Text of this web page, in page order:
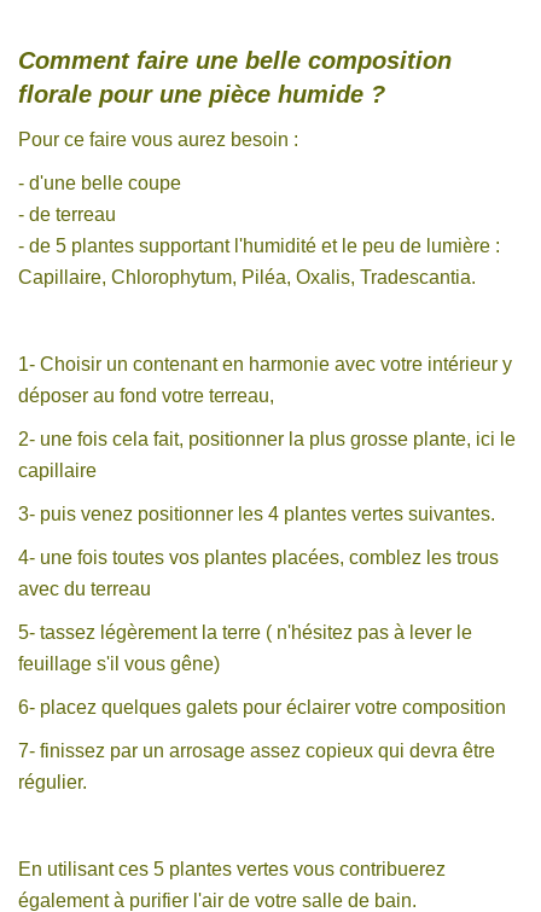
Comment faire une belle composition
florale pour une pièce humide ?
Pour ce faire vous aurez besoin :
- d'une belle coupe
- de terreau
- de 5 plantes supportant l'humidité et le peu de lumière :
Capillaire, Chlorophytum, Piléa, Oxalis, Tradescantia.
1- Choisir un contenant en harmonie avec votre intérieur y
déposer au fond votre terreau,
2- une fois cela fait, positionner la plus grosse plante, ici le
capillaire
3- puis venez positionner les 4 plantes vertes suivantes.
4- une fois toutes vos plantes placées, comblez les trous
avec du terreau
5- tassez légèrement la terre ( n'hésitez pas à lever le
feuillage s'il vous gêne)
6- placez quelques galets pour éclairer votre composition
7- finissez par un arrosage assez copieux qui devra être
régulier.
En utilisant ces 5 plantes vertes vous contribuerez
également à purifier l'air de votre salle de bain.